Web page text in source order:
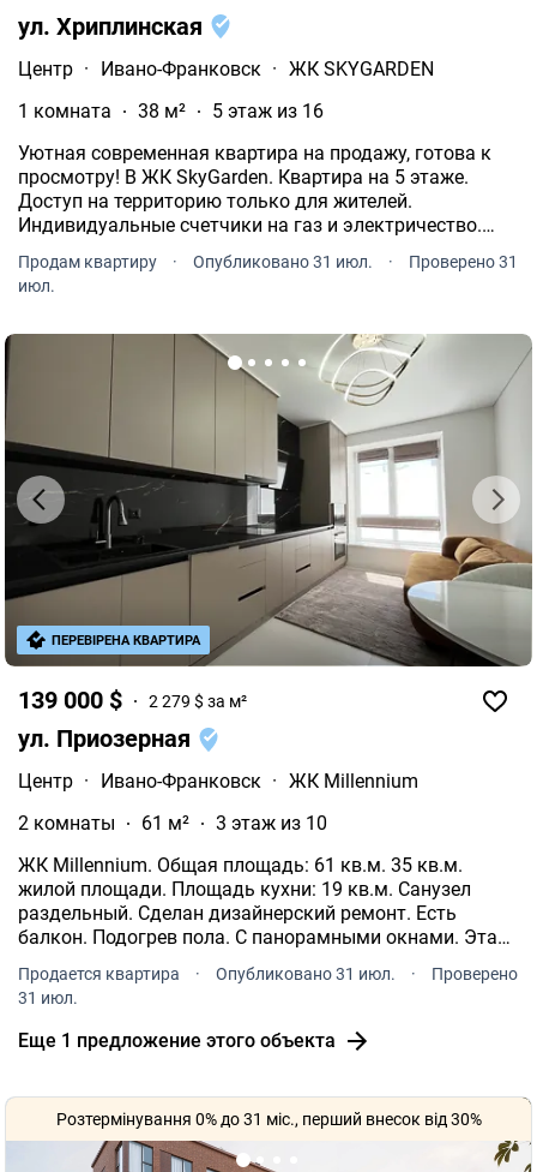
ул. Хриплинская
Центр · Ивано-Франковск · ЖК SKYGARDEN
1 комната
38 м²
5 этаж из 16
Уютная современная квартира на продажу, готова к
просмотру! В ЖК SkyGarden. Квартира на 5 этаже.
Доступ на территорию только для жителей.
Индивидуальные счетчики на газ и электричество.
отсутствует. Общая площадь помещения 38 кв.м.
Продам квартиру · Опубликовано 31 июл. ·
Проверено 31
июл.
139 000 $ 2 279 $ за м²
ул. Приозерная
Центр · Ивано-Франковск · ЖК Millennium
2 комнаты
61 м²
3 этаж из 10
ЖК Millennium. Общая площадь: 61 кв.м. 35 кв.м.
жилой площади. Площадь кухни: 19 кв.м. Санузел
раздельный. Сделан дизайнерский ремонт. Есть
балкон. Подогрев пола. С панорамными окнами. Этаж:
3/10. Территория круглосуточно охраняется. Доступ на
территорию только для жителей. Работает лифт.
Продается квартира · Опубликовано 31 июл. ·
Проверено
31 июл.
Еще 1 предложение этого объекта
ПЕРЕВІРЕНА КВАРТИРА
Розтермінування 0% до 31 міс., перший внесок від 30%